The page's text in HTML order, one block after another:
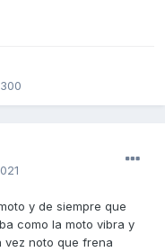
y de siempre que
como la moto vibra y
vez noto que frena